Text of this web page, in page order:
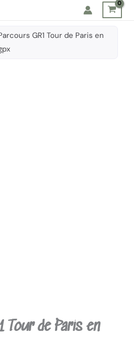
GR1 Tour de Paris en
Tour de Paris en